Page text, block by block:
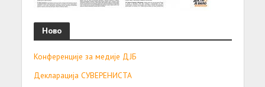
Ново
Конференције за медије ДЈБ
Декларација СУВЕРЕНИСТА